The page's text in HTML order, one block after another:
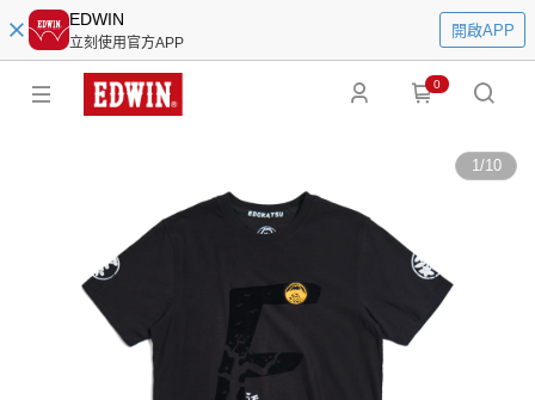
EDWIN
立刻使用官方APP
開啟APP
0
1/10